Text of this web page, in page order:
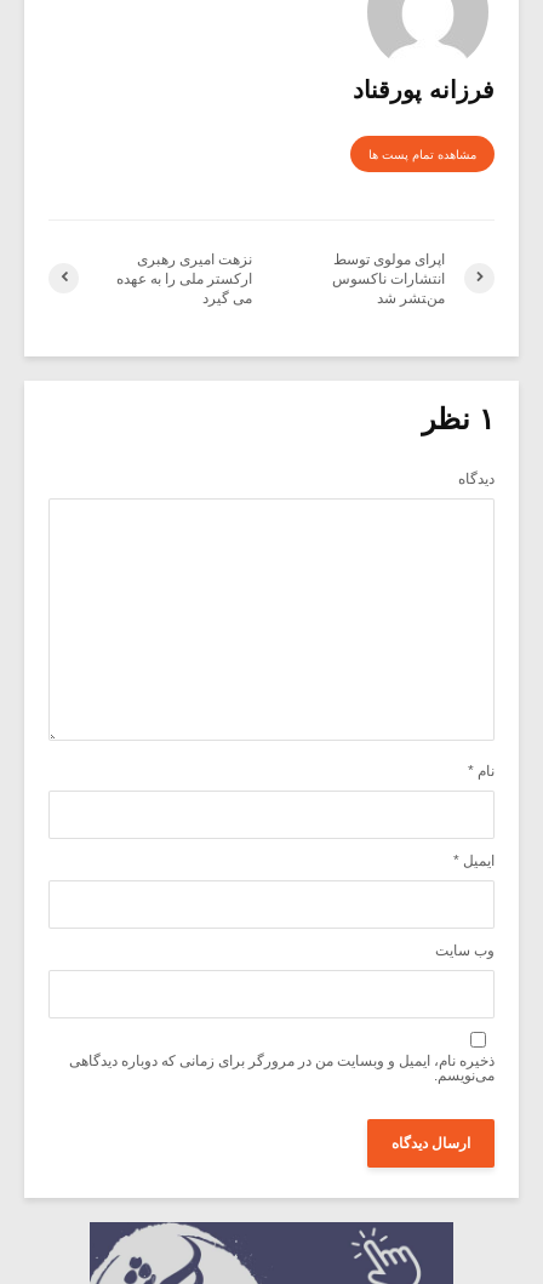
فرزانه پورقناد
مشاهده تمام پست ها
نزهت امیری رهبری
ارکستر ملی را به عهده
می گیرد
اپرای مولوی توسط
انتشارات ناکسوس
منتشر شد
۱ نظر
دیدگاه
نام *
ایمیل *
وب‌ سایت
ذخیره نام، ایمیل و وبسایت من در مرورگر برای زمانی که دوباره دیدگاهی
می‌نویسم.